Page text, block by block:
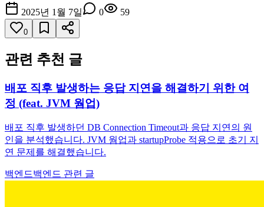
2025년 1월 7일
0 59
0
관련 추천 글
배포 직후 발생하는 응답 지연을 해결하기 위한 여
정 (feat. JVM 웜업)
배포 직후 발생하던 DB Connection Timeout과 응답 지연의 원
인을 분석했습니다. JVM 웜업과 startupProbe 적용으로 초기 지
연 문제를 해결했습니다.
백엔드백엔드 관련 글